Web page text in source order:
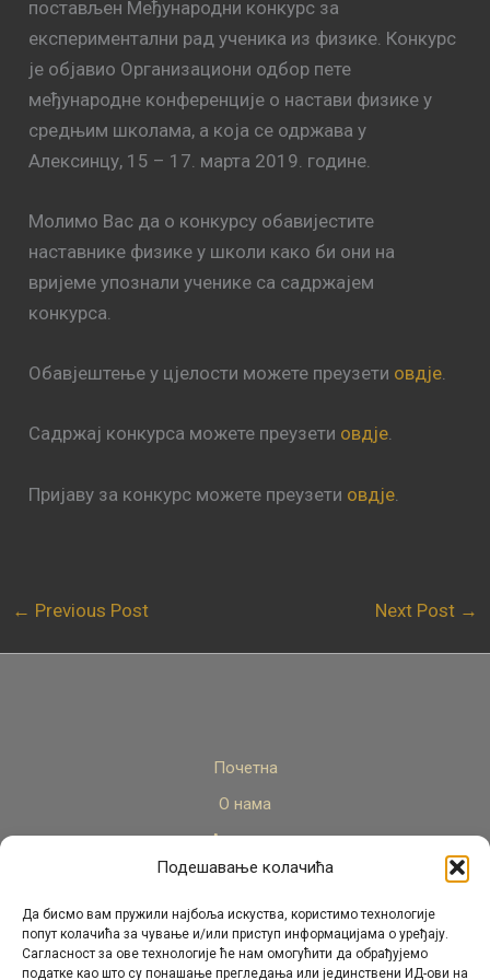
Подешавање колачића
Да бисмо вам пружили најбоља искуства, користимо технологије
попут колачића за чување и/или приступ информацијама о уређају.
Сагласност за ове технологије ће нам омогућити да обрађујемо
податке као што су понашање прегледања или јединствени ИД-ови на
постављен Међународни конкурс за
експериментални рад ученика из физике. Конкурс
је објавио Организациони одбор пете
међународне конференције о настави физике у
средњим школама, а која се одржава у
Алексинцу, 15 – 17. марта 2019. године.
Молимо Вас да о конкурсу обавијестите
наставнике физике у школи како би они на
вријеме упознали ученике са садржајем
конкурса.
Обавјештење у цјелости можете преузети овдје.
Садржај конкурса можете преузети овдје.
Пријаву за конкурс можете преузети овдје
← Previous Post Next Post →
Почетна
О нама
Актуелно
Стручни кадар
Пројекти
Архива